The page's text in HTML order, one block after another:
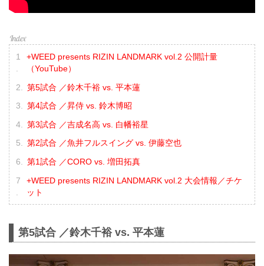
+WEED presents RIZIN LANDMARK vol.2 公開計量
（YouTube）
第5試合 ／鈴木千裕 vs. 平本蓮
第4試合 ／昇侍 vs. 鈴木博昭
第3試合 ／吉成名高 vs. 白幡裕星
第2試合 ／魚井フルスイング vs. 伊藤空也
第1試合 ／CORO vs. 増田拓真
+WEED presents RIZIN LANDMARK vol.2 大会情報／チケ
ット
第5試合 ／鈴木千裕 vs. 平本蓮